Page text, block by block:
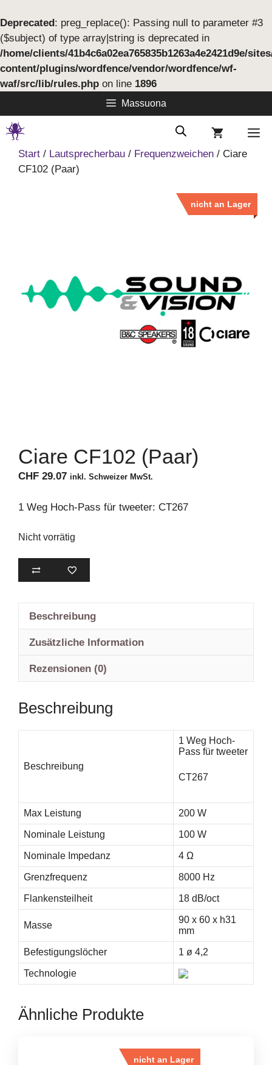
Deprecated: preg_replace(): Passing null to parameter #3
($subject) of type array|string is deprecated in
/home/clients/41b4c6a02ea765835b1263a4e2421d9e/
content/plugins/wordfence/vendor/wordfence/wf-
waf/src/lib/rules.php on line 1896
zum
Inhalt
Massuona
Start / Lautsprecherbau / Frequenzweichen / Ciare
CF102 (Paar)
nicht an Lager
Ciare CF102 (Paar)
CHF 29.07 inkl. Schweizer MwSt.
1 Weg Hoch-Pass für tweeter: CT267
Nicht vorrätig
Beschreibung
Zusätzliche Information
Rezensionen (0)
Beschreibung
Beschreibung
1 Weg Hoch-
Pass für tweeter
CT267
Max Leistung 200 W
Nominale Leistung 100 W
Nominale Impedanz 4 Ω
Grenzfrequenz 8000 Hz
Flankensteilheit 18 dB/oct
Masse
90 x 60 x h31
mm
Befestigungslöcher 1 ø 4,2
Technologie
Ähnliche Produkte
nicht an Lager